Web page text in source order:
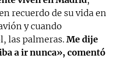
recuerdo de su vida en
y cuando
las palmeras.Me dije
a ir nunca», comentó